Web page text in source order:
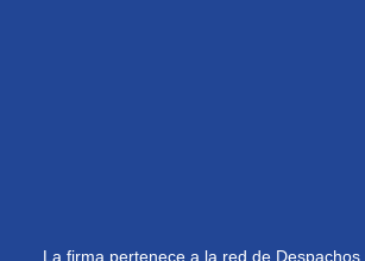
La firma pertenece a la red de